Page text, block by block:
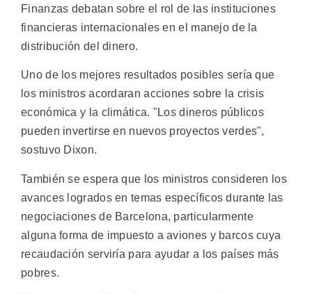
Finanzas debatan sobre el rol de las instituciones
financieras internacionales en el manejo de la
distribución del dinero.
Uno de los mejores resultados posibles sería que
los ministros acordaran acciones sobre la crisis
económica y la climática. "Los dineros públicos
pueden invertirse en nuevos proyectos verdes",
sostuvo Dixon.
También se espera que los ministros consideren los
avances logrados en temas específicos durante las
negociaciones de Barcelona, particularmente
alguna forma de impuesto a aviones y barcos cuya
recaudación serviría para ayudar a los países más
pobres.